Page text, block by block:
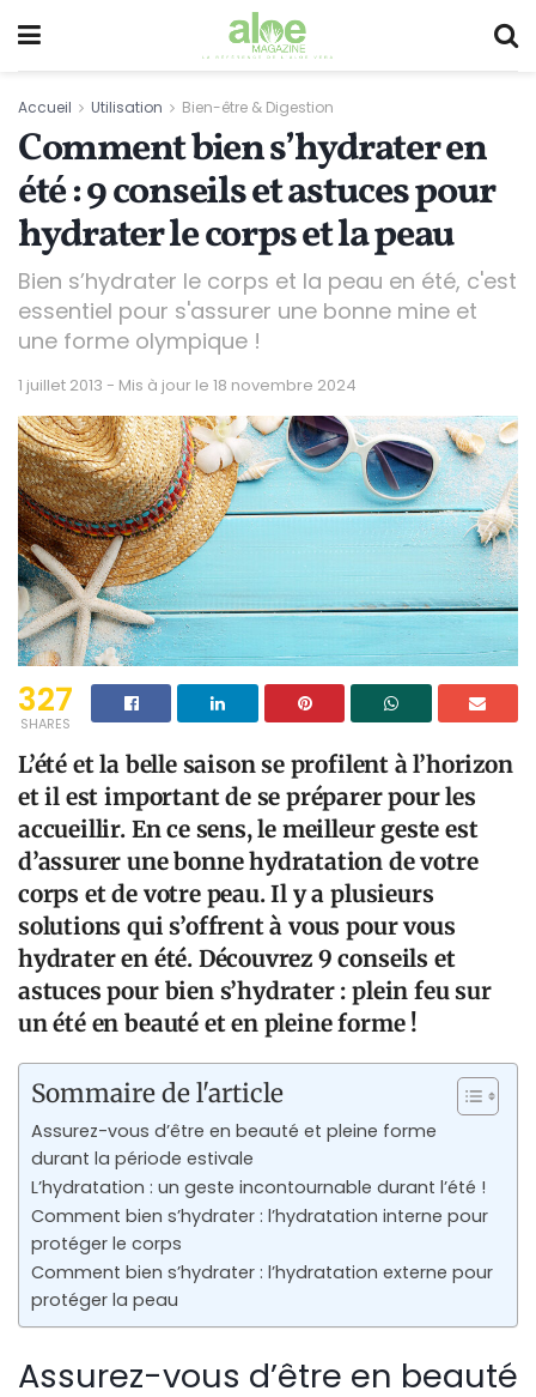
Accueil Utilisation Bien-être & Digestion
Comment bien s’hydrater en
été : 9 conseils et astuces pour
hydrater le corps et la peau
Bien s’hydrater le corps et la peau en été, c'est
essentiel pour s'assurer une bonne mine et
une forme olympique !
1 juillet 2013 - Mis à jour le 18 novembre 2024
327
SHARES
L’été et la belle saison se profilent à l’horizon
et il est important de se préparer pour les
accueillir. En ce sens, le meilleur geste est
d’assurer une bonne hydratation de votre
corps et de votre peau. Il y a plusieurs
solutions qui s’offrent à vous pour vous
hydrater en été. Découvrez 9 conseils et
astuces pour bien s’hydrater : plein feu sur
un été en beauté et en pleine forme !
Sommaire de l'article
Assurez-vous d’être en beauté et pleine forme
durant la période estivale
L’hydratation : un geste incontournable durant l’été !
Comment bien s’hydrater : l’hydratation interne pour
protéger le corps
Comment bien s’hydrater : l’hydratation externe pour
protéger la peau
Assurez-vous d’être en beauté